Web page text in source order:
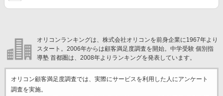
オリコンランキングは、株式会社オリコンを前身企業に1967年より
スタート。2006年からは顧客満足度調査を開始。中学受験 個別指
導塾 首都圏は、2008年よりランキングを発表しています。
オリコン顧客満足度調査では、実際にサービスを利用した 人にアンケート
調査を実施。